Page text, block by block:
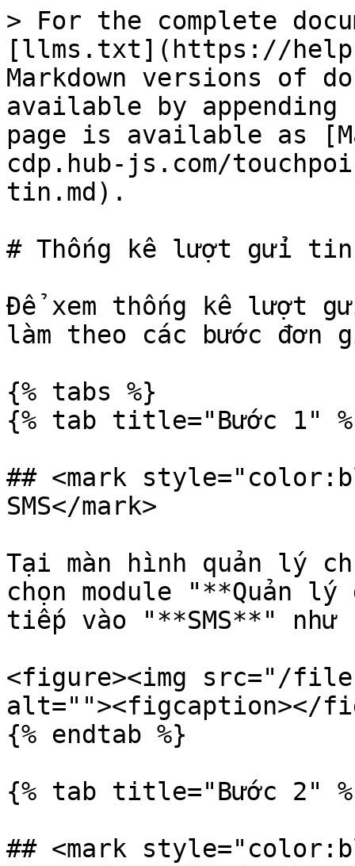
> For the complete
[llms.txt](https://
Markdown versions of
available by
page is available as
cdp.hub-js.com/
tin.md).
# Thống kê lượt gửi tin
Để xem thống kê lượt
làm theo các bước đơn
{% tabs %}
{% tab title="Bước 1"
## <mark
SMS</mark>
Tại màn hình quản lý
chọn module "**Quản lý
tiếp vào "**SMS**"
<figure><img src="/files/
alt=""><figcaption></
{% endtab %}
{% tab title="Bước 2"
## <mark